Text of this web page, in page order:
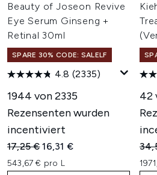
Beauty of Joseon Revive
Eye Serum Ginseng +
Retinal 30ml
SPARE 30% CODE: SALELF
4.8 (2335)
1944 von 2335
Rezensenten wurden
incentiviert
Unverbindliche Preisempfehlung:
17,25 €Aktueller Preis:
16,31 €
543,67 € pro L
42